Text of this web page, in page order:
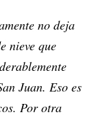
no deja
nieve que
Juan. Eso es
Por otra